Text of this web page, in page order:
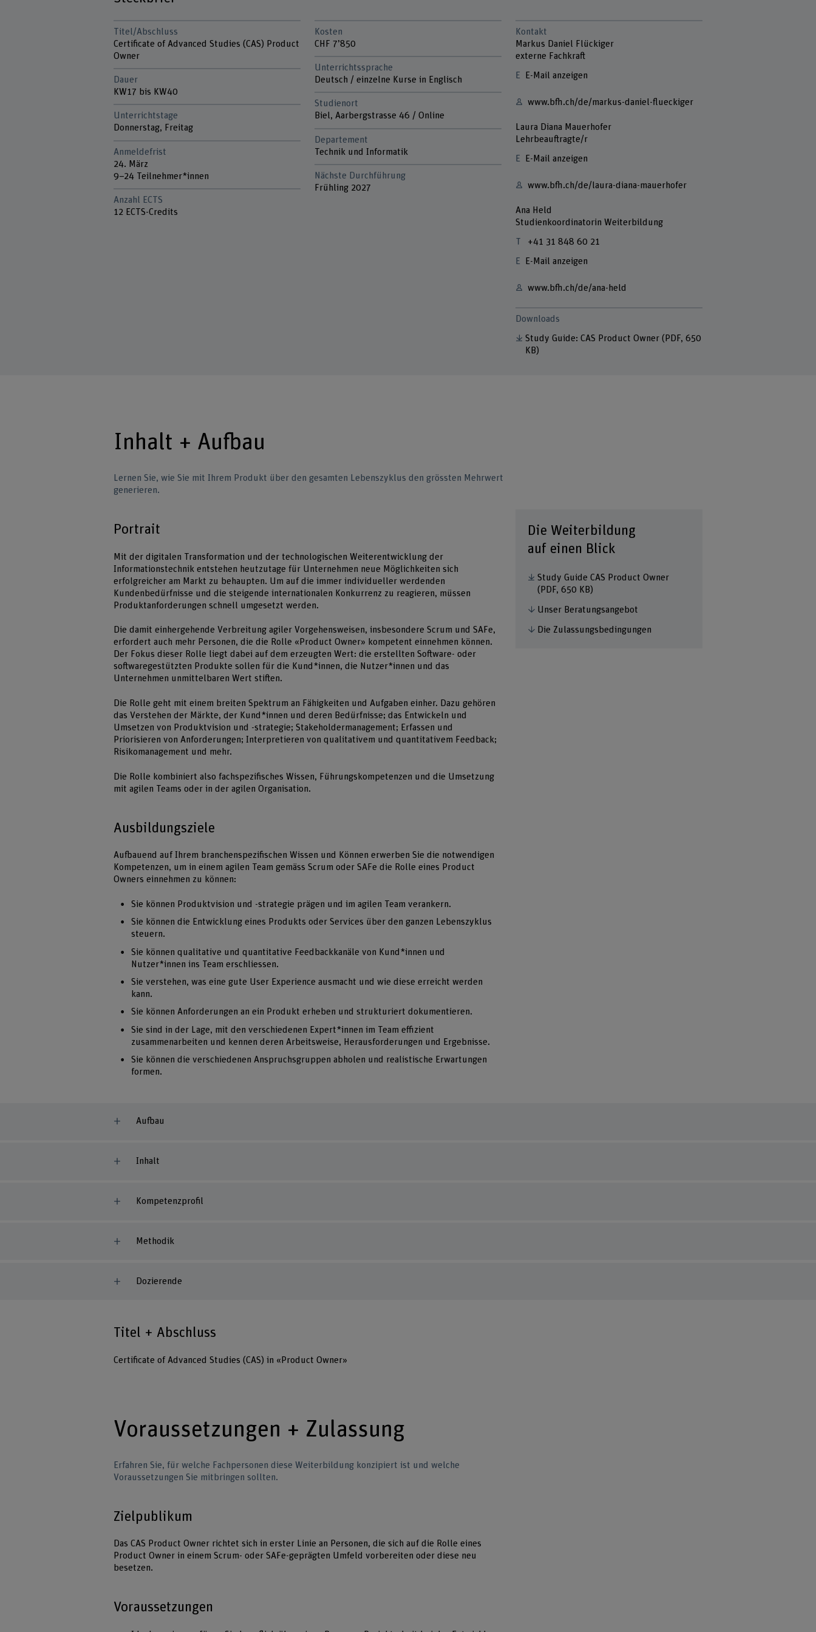
Titel/Abschluss
Certificate of Advanced Studies (CAS) Product
Owner
Dauer
KW17 bis KW40
Unterrichtstage
Donnerstag, Freitag
Anmeldefrist
24. März
9–24 Teilnehmer*innen
Anzahl ECTS
12 ECTS-Credits
Kosten
CHF 7’850
Unterrichtssprache
Deutsch / einzelne Kurse in Englisch
Studienort
Biel, Aarbergstrasse 46 / Online
Departement
Technik und Informatik
Nächste Durchführung
Frühling 2027
Kontakt
Markus Daniel Flückiger
externe Fachkraft
E-Mail anzeigen
www.bfh.ch/de/markus-daniel-flueckiger
Laura Diana Mauerhofer
Lehrbeauftragte/r
E-Mail anzeigen
www.bfh.ch/de/laura-diana-mauerhofer
Ana Held
Studienkoordinatorin Weiterbildung
+41 31 848 60 21
E-Mail anzeigen
www.bfh.ch/de/ana-held
Downloads
Study Guide: CAS Product Owner (PDF, 650
KB)
Inhalt + Aufbau
Lernen Sie, wie Sie mit Ihrem Produkt über den gesamten Lebenszyklus den grössten Mehrwert
generieren.
Portrait
Mit der digitalen Transformation und der technologischen Weiterentwicklung der
Informationstechnik entstehen heutzutage für Unternehmen neue Möglichkeiten sich
erfolgreicher am Markt zu behaupten. Um auf die immer individueller werdenden
Kundenbedürfnisse und die steigende internationalen Konkurrenz zu reagieren, müssen
Produktanforderungen schnell umgesetzt werden.
Die damit einhergehende Verbreitung agiler Vorgehensweisen, insbesondere Scrum und SAFe,
erfordert auch mehr Personen, die die Rolle «Product Owner» kompetent einnehmen können.
Der Fokus dieser Rolle liegt dabei auf dem erzeugten Wert: die erstellten Software- oder
softwaregestützten Produkte sollen für die Kund*innen, die Nutzer*innen und das
Unternehmen unmittelbaren Wert stiften.
Die Rolle geht mit einem breiten Spektrum an Fähigkeiten und Aufgaben einher. Dazu gehören
das Verstehen der Märkte, der Kund*innen und deren Bedürfnisse; das Entwickeln und
Umsetzen von Produktvision und -strategie; Stakeholdermanagement; Erfassen und
Priorisieren von Anforderungen; Interpretieren von qualitativem und quantitativem Feedback;
Risikomanagement und mehr.
Die Rolle kombiniert also fachspezifisches Wissen, Führungskompetenzen und die Umsetzung
mit agilen Teams oder in der agilen Organisation.
Ausbildungsziele
Aufbauend auf Ihrem branchenspezifischen Wissen und Können erwerben Sie die notwendigen
Kompetenzen, um in einem agilen Team gemäss Scrum oder SAFe die Rolle eines Product
Owners einnehmen zu können:
Sie können Produktvision und -strategie prägen und im agilen Team verankern.
Sie können die Entwicklung eines Produkts oder Services über den ganzen Lebenszyklus
steuern.
Sie können qualitative und quantitative Feedbackkanäle von Kund*innen und
Nutzer*innen ins Team erschliessen.
Sie verstehen, was eine gute User Experience ausmacht und wie diese erreicht werden
kann.
Sie können Anforderungen an ein Produkt erheben und strukturiert dokumentieren.
Sie sind in der Lage, mit den verschiedenen Expert*innen im Team effizient
zusammenarbeiten und kennen deren Arbeitsweise, Herausforderungen und Ergebnisse.
Sie können die verschiedenen Anspruchsgruppen abholen und realistische Erwartungen
formen.
Die Weiterbildung
auf einen Blick
Study Guide CAS Product Owner
(PDF, 650 KB)
Unser Beratungsangebot
Die Zulassungsbedingungen
Aufbau
Inhalt
Kompetenzprofil
Methodik
Dozierende
Titel + Abschluss
Certificate of Advanced Studies (CAS) in «Product Owner»
Voraussetzungen + Zulassung
Erfahren Sie, für welche Fachpersonen diese Weiterbildung konzipiert ist und welche
Voraussetzungen Sie mitbringen sollten.
Zielpublikum
Das CAS Product Owner richtet sich in erster Linie an Personen, die sich auf die Rolle eines
Product Owner in einem Scrum- oder SAFe-geprägten Umfeld vorbereiten oder diese neu
besetzen.
Voraussetzungen